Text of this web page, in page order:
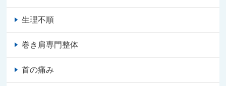
生理不順
巻き肩専門整体
首の痛み